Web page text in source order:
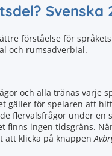
Svenska
förståelse för
och rumsadverbial.
och alla tränas varje
gäller för spelaren att
flervalsfrågor under en
finns ingen tidsgräns.
att klicka på knappen